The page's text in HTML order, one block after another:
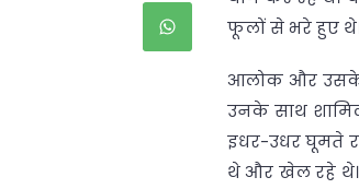
फूलों से भरे हुए
आलोक और उसके
उनके साथ
इधर-उधर घूमते
थे और खेल रहे थे।